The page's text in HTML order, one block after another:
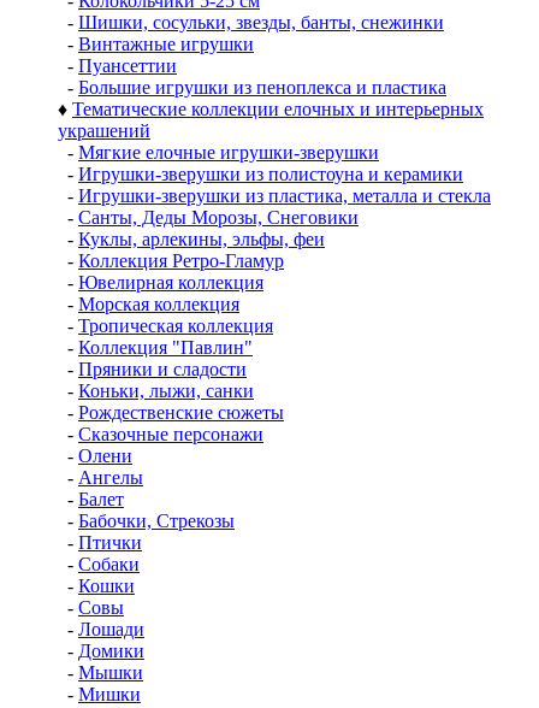
- Шишки, сосульки, звезды, банты, снежинки
- Винтажные игрушки
- Пуансеттии
- Большие игрушки из пеноплекса и пластика
♦ Тематические коллекции елочных и интерьерных
украшений
- Мягкие елочные игрушки-зверушки
- Игрушки-зверушки из полистоуна и керамики
- Игрушки-зверушки из пластика, металла и стекла
- Санты, Деды Морозы, Снеговики
- Куклы, арлекины, эльфы, феи
- Коллекция Ретро-Гламур
- Ювелирная коллекция
- Морская коллекция
- Тропическая коллекция
- Коллекция "Павлин"
- Пряники и сладости
- Коньки, лыжи, санки
- Рождественские сюжеты
- Сказочные персонажи
- Олени
- Ангелы
- Балет
- Бабочки, Стрекозы
- Птички
- Собаки
- Кошки
- Совы
- Лошади
- Домики
- Мышки
- Мишки